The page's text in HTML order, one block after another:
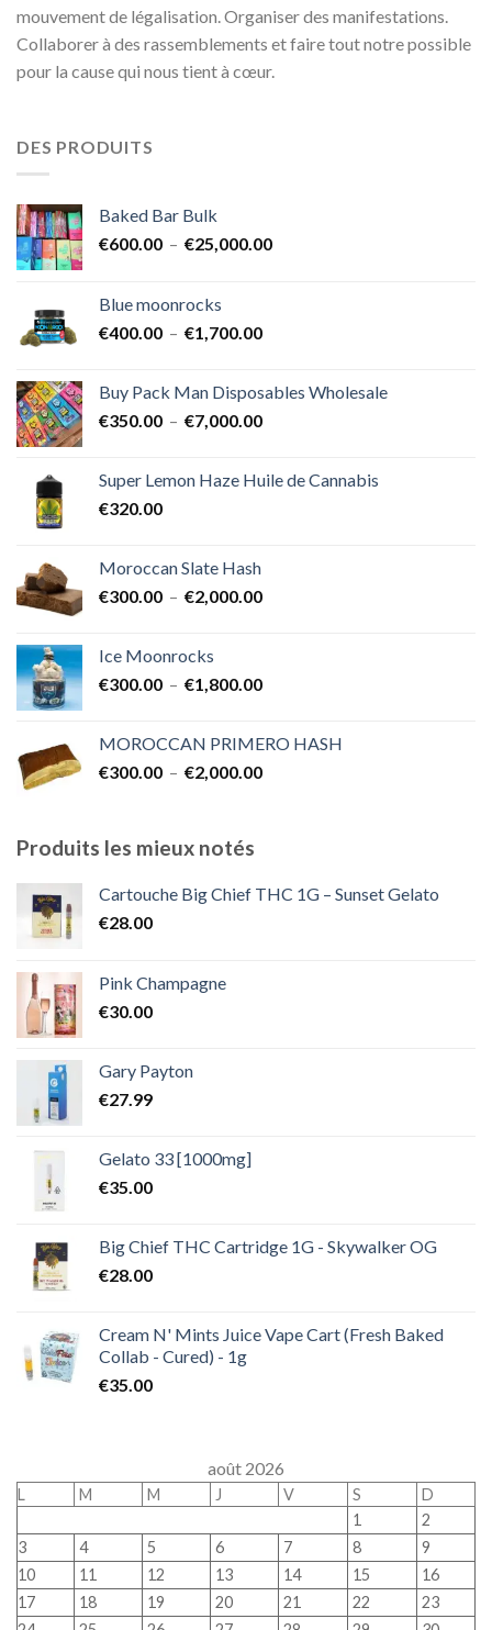
mouvement de légalisation. Organiser des manifestations.
Collaborer à des rassemblements et faire tout notre possible
pour la cause qui nous tient à cœur.
DES PRODUITS
Baked Bar Bulk
€600.00 – €25,000.00Plage
Blue moonrocks
€400.00 – €1,700.00Plage
€400.00
à
Buy Pack Man Disposables Wholesale
€350.00 – €7,000.00Plage
€350.00
Super Lemon Haze Huile de Cannabis
€320.00
Moroccan Slate Hash
€300.00 – €2,000.00Plage
à
Ice Moonrocks
€300.00 – €1,800.00Plage
€300.00
à
MOROCCAN PRIMERO HASH
€300.00 – €2,000.00Plage
€2,000.00
Produits les mieux notés
Cartouche Big Chief THC 1G – Sunset Gelato
€28.00
Pink Champagne
€30.00
Gary Payton
€27.99
Gelato 33 [1000mg]
€35.00
Big Chief THC Cartridge 1G - Skywalker OG
€28.00
Cream N' Mints Juice Vape Cart (Fresh Baked
Collab - Cured) - 1g
€35.00
août 2026
L M M J V S
D
1
2
3
4 5 6 7 8
9
10
11 12 13 14 15
16
17
18 19 20 21 22
23